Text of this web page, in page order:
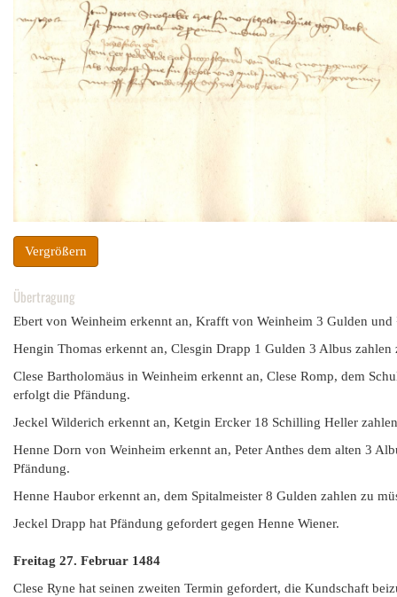
Vergrößern
Übertragung
Ebert von Weinheim erkennt an, Krafft von Weinheim 3 Gulden
Hengin Thomas erkennt an, Clesgin Drapp 1 Gulden 3 Albus
Clese Bartholomäus in Weinheim erkennt an, Clese Romp, dem
erfolgt die Pfändung.
Jeckel Wilderich erkennt an, Ketgin Ercker 18 Schilling Heller
Henne Dorn von Weinheim erkennt an, Peter Anthes dem alten 3
Pfändung.
Henne Haubor erkennt an, dem Spitalmeister 8 Gulden zahlen zu
Jeckel Drapp hat Pfändung gefordert gegen Henne Wiener.
Freitag 27. Februar 1484
Clese Ryne hat seinen zweiten Termin gefordert, die Kundschaft